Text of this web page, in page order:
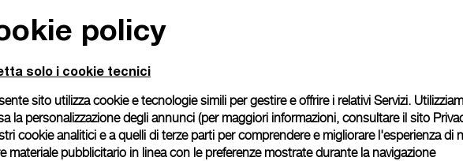
Continua a leggere
policy
solo i cookie tecnici
sito utilizza cookie e tecnologie simili per gestire e offrire i relativi Servizi.
la personalizzazione degli annunci (per maggiori informazioni, consultare il sito
cookie analitici e a quelli di terze parti per comprendere e migliorare l'esperienza di
materiale pubblicitario in linea con le preferenze mostrate durante la navigazione